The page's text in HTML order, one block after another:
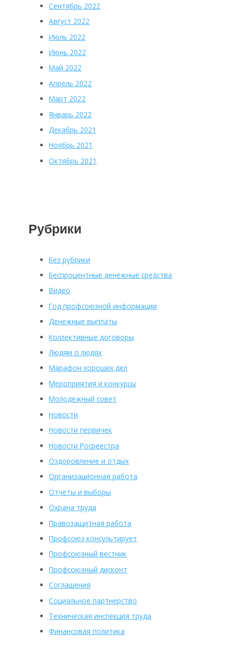
Сентябрь 2022
Август 2022
Июль 2022
Июнь 2022
Май 2022
Апрель 2022
Март 2022
Январь 2022
Декабрь 2021
Ноябрь 2021
Октябрь 2021
Рубрики
Без рубрики
Беспроцентные денежные средства
Видео
Год профсоюзной информации
Денежные выплаты
Коллективные договоры
Людям о людях
Марафон хороших дел
Мероприятия и конкурсы
Молодежный совет
Новости
Новости первичек
Новости Росреестра
Оздоровление и отдых
Организационная работа
Отчеты и выборы
Охрана труда
Правозащитная работа
Профсоюз консультирует
Профсоюзный вестник
Профсоюзный дисконт
Соглашения
Социальное партнерство
Техническая инспекция труда
Финансовая политика